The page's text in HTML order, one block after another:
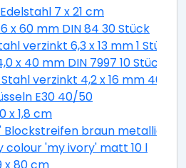
7 x 21 cm
x 60 mm DIN 84 30 Stück
verzinkt 6,3 x 13 mm 1 Stück
x 40 mm DIN 7997 10 Stück
verzinkt 4,2 x 16 mm 40
E30 40/50
x 1,8 cm
braun metallic
colour 'my ivory' matt 10 l